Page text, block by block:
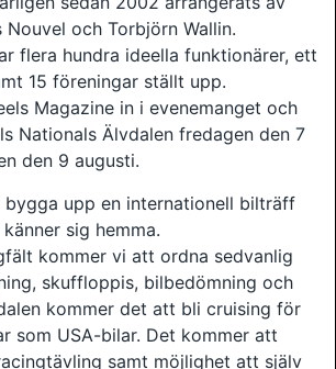
Nouvel och Torbjörn Wallin.
flera hundra ideella funktionärer, ett
15 föreningar ställt upp.
Magazine in i evenemanget och
Nationals Älvdalen fredagen den 7
den 9 augusti.
bygga upp en internationell bilträff
sig hemma.
kommer vi att ordna sedvanlig
skuffloppis, bilbedömning och
kommer det att bli cruising för
som USA-bilar. Det kommer att
samt möjlighet att själv